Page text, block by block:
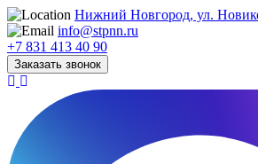
Нижний Новгород, ул.
info@stpnn.ru
+7 831 413 40 90
Заказать звонок